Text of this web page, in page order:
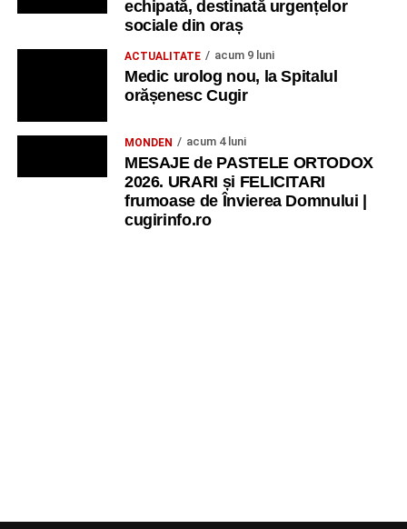
echipată, destinată urgențelor
sociale din oraș
ACTUALITATE acum 9 luni
Medic urolog nou, la Spitalul
orășenesc Cugir
MONDEN acum 4 luni
MESAJE de PASTELE ORTODOX
2026. URARI și FELICITARI
frumoase de Învierea Domnului |
cugirinfo.ro